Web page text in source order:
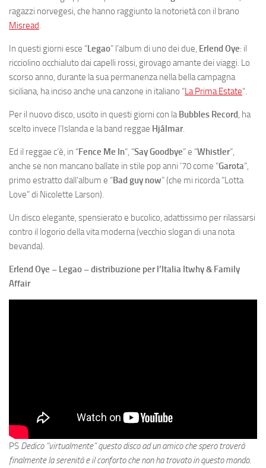
ragazzi norvegesi, che hanno raggiunto la notorietà con il brano
Misread.
In questi giorni esce “Legao” l’album di uno dei due, Erlend Oye: il
ricciolino occhialuto dai capelli rossi, girovago amante dei viaggi. Lo
scorso anno, durante la sua permanenza nella bella campagna
siciliana, ha inciso anche una canzone in italiano “La Prima Estate“.
Per il nuovo disco, uscito in questi giorni con laBubbles Record, ha
scelto invece l’Islanda e la band reggae Hjálmar.
Ed il reggae c’è, in “Fence Me In“, “Say Goodbye” e “Whistler“,
anche se non mancano ballate in stile pop anni ’70 come “Garota“,
primo estratto dall’album e “Bad guy now” (che mi ricorda “Lotta
Love” di Nicolette Larson).
Un disco elegante, spensierato e bucolico, adattissimo per rilassarsi
contro il logorio della vita moderna (vecchio slogan di una nota
bevanda).
Erlend Oye – Legao – distribuzione per l’Italia Itwhy & Family
Affair
PS Dedico “virtualmente” questo disco ad un amico che spero troverà
finalmente la serenità e il conforto che non ha trovato in questo mondo.